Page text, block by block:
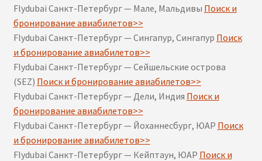
Flydubai Санкт-Петербург — Мале, Мальдивы Поиск и
бронирование авиабилетов>>
Flydubai Санкт-Петербург — Сингапур, Сингапур Поиск
и бронирование авиабилетов>>
Flydubai Санкт-Петербург — Сейшельские острова
(SEZ) Поиск и бронирование авиабилетов>>
Flydubai Санкт-Петербург — Дели, Индия Поиск и
бронирование авиабилетов>>
Flydubai Санкт-Петербург — Йоханнесбург, ЮАР Поиск
и бронирование авиабилетов>>
Flydubai Санкт-Петербург — Кейптаун, ЮАР Поиск и